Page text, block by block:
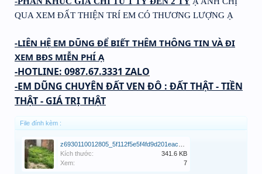
QUA XEM ĐẤT THIỆN TRÍ EM CÓ THƯƠNG LƯỢNG Ạ
-LIÊN HỆ EM DŨNG ĐỂ BIẾT THÊM THÔNG TIN VÀ ĐI
XEM BĐS MIỄN PHÍ Ạ
-HOTLINE: 0987.67.3331 ZALO
-EM DŨNG CHUYÊN ĐẤT VEN ĐÔ : ĐẤT THẬT - TIỀN
THẬT - GIÁ TRỊ THẬT
File đính kèm :
Kích thước:
341.6 KB
Xem:
7